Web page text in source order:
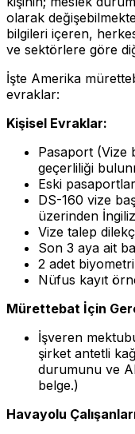
olarak
bilgileri içeren,
ve sektörlere göre
İşte Amerika
evraklar:
Kişisel Evraklar:
Pasaport (Vize
geçerliliği
Eski
DS-160 vize
üzerinden
Vize talep
Son 3 aya ait
2 adet
Nüfus kayıt
Mürettebat İçin
İşveren
şirket antetli
durumunu ve
belge.)
Havayolu